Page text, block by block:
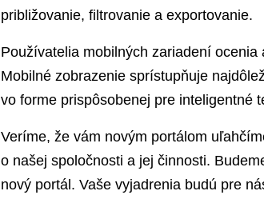
približovanie, filtrovanie a exportovanie.
Používatelia mobilných zariadení
Mobilné zobrazenie sprístupňuje
vo forme prispôsobenej pre inteligentné
Veríme, že vám novým portálom
o našej spoločnosti a jej činnosti.
nový portál. Vaše vyjadrenia budú pre